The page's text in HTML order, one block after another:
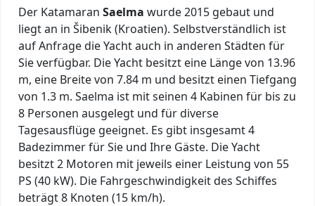
Der Katamaran Saelma wurde 2015 gebaut und
liegt an in Šibenik (Kroatien). Selbstverständlich ist
auf Anfrage die Yacht auch in anderen Städten für
Sie verfügbar. Die Yacht besitzt eine Länge von 13.96
m, eine Breite von 7.84 m und besitzt einen Tiefgang
von 1.3 m. Saelma ist mit seinen 4 Kabinen für bis zu
8 Personen ausgelegt und für diverse
Tagesausflüge geeignet. Es gibt insgesamt 4
Badezimmer für Sie und Ihre Gäste. Die Yacht
besitzt 2 Motoren mit jeweils einer Leistung von 55
PS (40 kW). Die Fahrgeschwindigkeit des Schiffes
beträgt 8 Knoten (15 km/h).